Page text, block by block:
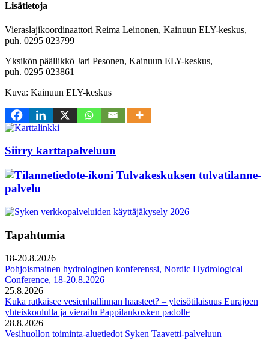
Lisätietoja
Vieraslajikoordinaattori Reima Leinonen, Kainuun ELY-keskus,
puh. 0295 023799
Yksikön päällikkö Jari Pesonen, Kainuun ELY-keskus,
puh. 0295 023861
Kuva: Kainuun ELY-keskus
Siirry karttapalveluun
Tulvakeskuksen tulvatilanne­
palvelu
Tapahtumia
18-20.8.2026
Pohjoismainen hydrologinen konferenssi, Nordic Hydrological
Conference, 18-20.8.2026
25.8.2026
Kuka ratkaisee vesienhallinnan haasteet? – yleisötilaisuus Eurajoen
yhteiskoululla ja vierailu Pappilankosken padolle
28.8.2026
Vesihuollon toiminta-aluetiedot Syken Taavetti-palveluun